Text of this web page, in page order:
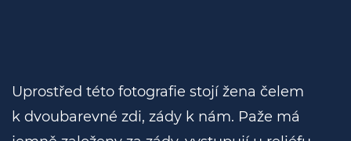
Uprostřed této fotografie stojí žena čelem
k dvoubarevné zdi, zády k nám. Paže má